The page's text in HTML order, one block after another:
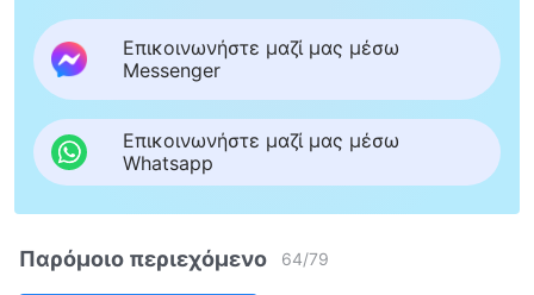
Επικοινωνήστε μαζί μας μέσω
Messenger
Επικοινωνήστε μαζί μας μέσω
Whatsapp
Παρόμοιο περιεχόμενο 64/79